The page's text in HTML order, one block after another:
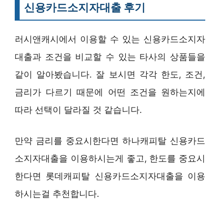
신용카드소지자대출 후기
러시앤캐시에서 이용할 수 있는 신용카드소지자
대출과 조건을 비교할 수 있는 타사의 상품들을
같이 알아봤습니다. 잘 보시면 각각 한도, 조건,
금리가 다르기 때문에 어떤 조건을 원하는지에
따라 선택이 달라질 것 같습니다.
만약 금리를 중요시한다면 하나캐피탈 신용카드
소지자대출을 이용하시는게 좋고, 한도를 중요시
한다면 롯데캐피탈 신용카드소지자대출을 이용
하시는걸 추천합니다.